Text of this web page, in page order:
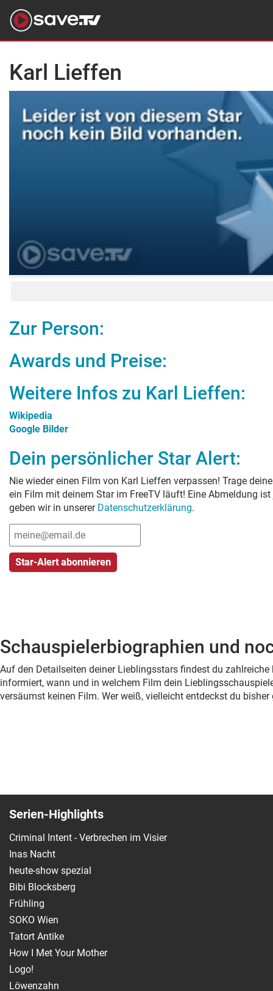
Karl Lieffen
Zur Person:
Awards und Preise:
Weitere Infos zu Karl Lieffen:
Wikipedia
Google Bilder
Dein persönlicher Star Alert:
Nie wieder einen Film von Karl Lieffen verpassen! Trage
ein Film mit deinem Star im FreeTV läuft! Eine Abmeldung
geben wir in unserer Datenschutzerklärung.
Schauspielerbiographien und
Auf den Detailseiten deiner Lieblingsstars findest du
informiert, wann und in welchem Film dein
versäumst keinen Film. Wer weiß, vielleicht entdeckst du
Serien-Highlights
Criminal Intent - Verbrechen im Visier
Inas Nacht
heute-show spezial
Bibi Blocksberg
Frühling
SOKO Wien
Tatort Antike
How I Met Your Mother
Logo!
Löwenzahn